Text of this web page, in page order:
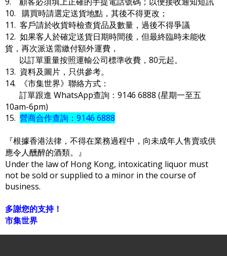
10. 購買時請選定送貨地點，其後不得更改；
11. 客戶請於收貨時檢查貨品及數量，過後不得爭議
12. 如果客人於確定送貨日期時間後，但最終臨時未能收
貨，再次派送需繳付額外運費，
以訂單重量按照運輸公司標準收費，80元起。
13. 資料及圖片，只供參考。
14. 《市集世界》聯絡方式：
訂單跟進 WhatsApp查詢：9146 6888 (星期一至五
10am-6pm)
15. 營商合作查詢：9146 6888
『根據香港法律，不得在業務過程中，向未成年人售賣或供
應令人醺醉的酒類。』
Under the law of Hong Kong, intoxicating liquor must
not be sold or supplied to a minor in the course of
business.
多謝您的支持！
市集世界